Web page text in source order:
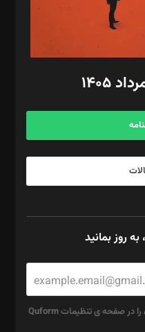
روز بمانید
برای استفاده از ریکپچا بایستی کلید API را در صفحه ی تنظیمات Quform